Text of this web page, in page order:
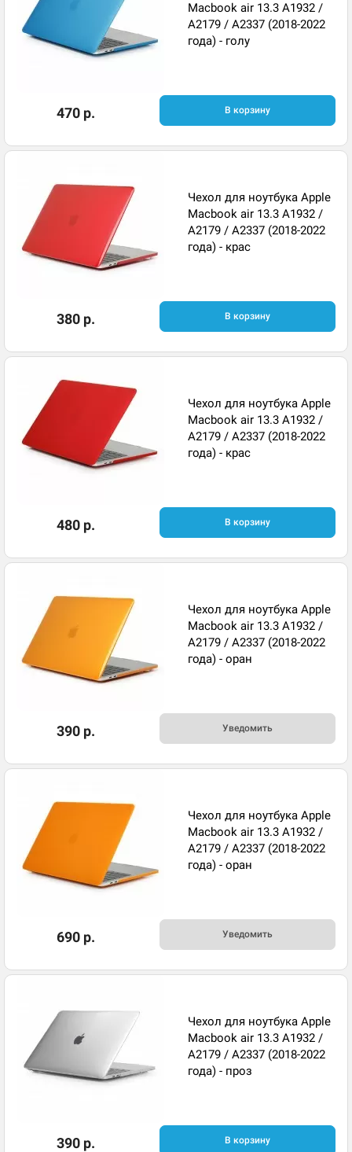
Macbook air 13.3 A1932 /
A2179 / A2337 (2018-2022
года) - голу
470 р. В корзину
Чехол для ноутбука Apple
Macbook air 13.3 A1932 /
A2179 / A2337 (2018-2022
года) - крас
380 р. В корзину
Чехол для ноутбука Apple
Macbook air 13.3 A1932 /
A2179 / A2337 (2018-2022
года) - крас
480 р. В корзину
Чехол для ноутбука Apple
Macbook air 13.3 A1932 /
A2179 / A2337 (2018-2022
года) - оран
390 р. Уведомить
Чехол для ноутбука Apple
Macbook air 13.3 A1932 /
A2179 / A2337 (2018-2022
года) - оран
690 р. Уведомить
Чехол для ноутбука Apple
Macbook air 13.3 A1932 /
A2179 / A2337 (2018-2022
года) - проз
390 р. В корзину